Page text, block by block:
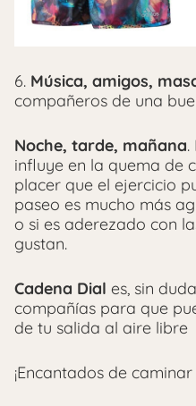
6. Música, amigos,
compañeros de una
Noche, tarde, mañana.
influye en la quema de
placer que el ejercicio
paseo es mucho más
o si es aderezado con
gustan.
Cadena Dial es, sin
compañías para que
de tu salida al aire libre
¡Encantados de